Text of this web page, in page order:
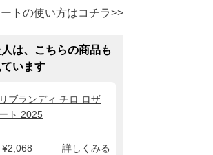
トの使い方はコチラ>>
は、こちらの商品も
ています
リブランディ チロ ロザ
ート 2025
¥2,068 詳しくみる